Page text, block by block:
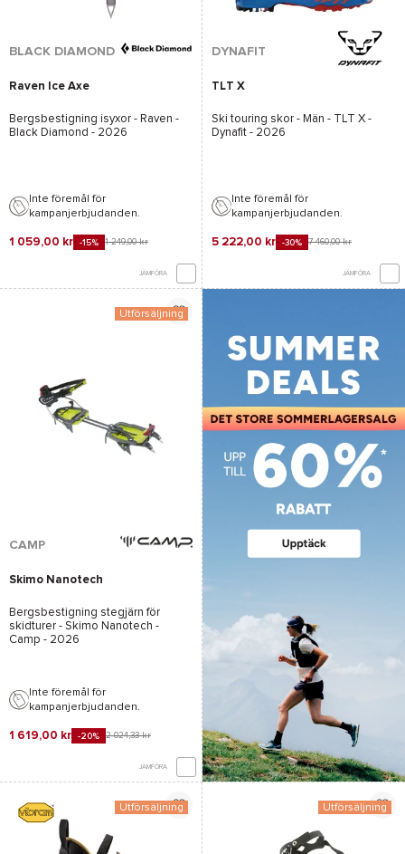
BLACK DIAMOND
Raven Ice Axe
Bergsbestigning isyxor - Raven -
Black Diamond - 2026
Inte föremål för
kampanjerbjudanden.
1 059,00 kr -15% 1 249,00 kr
JÄMFÖRA
DYNAFIT
TLT X
Ski touring skor - Män -
TLT X -
Dynafit - 2026
Inte föremål för
kampanjerbjudanden.
5 222,00 kr -30% 7 460,00 kr
JÄMFÖRA
Utförsäljning
CAMP
Skimo Nanotech
Bergsbestigning stegjärn för
skidturer - Skimo Nanotech -
Camp - 2026
Inte föremål för
kampanjerbjudanden.
1 619,00 kr -20% 2 024,33 kr
JÄMFÖRA
*Se villkorhär
Utförsäljning Utförsäljning